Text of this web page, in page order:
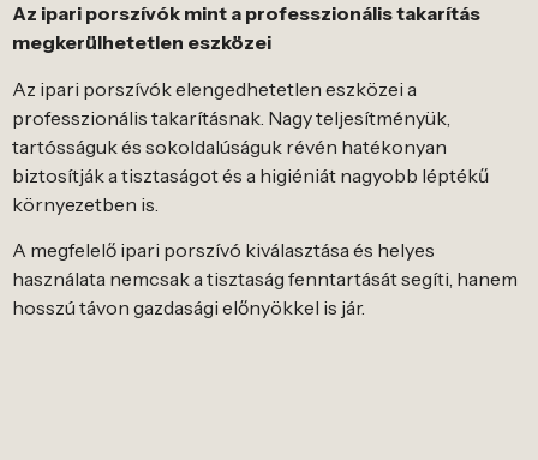
Az ipari porszívók mint a professzionális takarítás
megkerülhetetlen eszközei
Az ipari porszívók elengedhetetlen eszközei a
professzionális takarításnak. Nagy teljesítményük,
tartósságuk és sokoldalúságuk révén hatékonyan
biztosítják a tisztaságot és a higiéniát nagyobb léptékű
környezetben is.
A megfelelő ipari porszívó kiválasztása és helyes
használata nemcsak a tisztaság fenntartását segíti, hanem
hosszú távon gazdasági előnyökkel is jár.